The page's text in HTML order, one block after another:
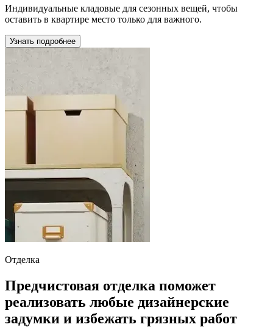
Индивидуальные кладовые для сезонных вещей, чтобы
оставить в квартире место только для важного.
Узнать подробнее
Отделка
Предчистовая отделка поможет
реализовать любые дизайнерские
задумки и избежать грязных работ